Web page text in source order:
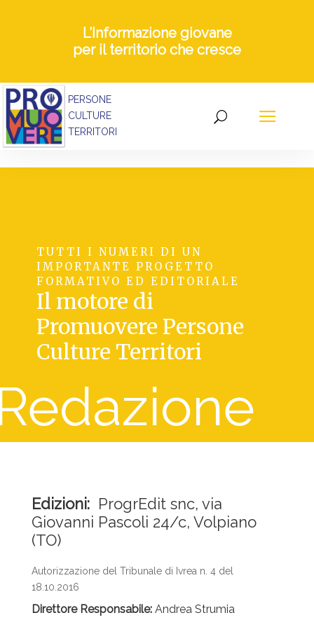
L’Informazione giovane
per il territorio che cresce
PERSONE
CULTURE
TERRITORI
TUTTI I NUMERI DI UN
IMPORTANTE PROGETTO
FORMATIVO ED EDITORIALE
Il motore di
Promuovere Persone
Culture Territori
Edizioni: ProgrEdit snc, via
Giovanni Pascoli 24/c, Volpiano
(TO)
Autorizzazione del Tribunale di Ivrea n. 4 del
18.10.2016
Direttore Responsabile:Andrea Strumia